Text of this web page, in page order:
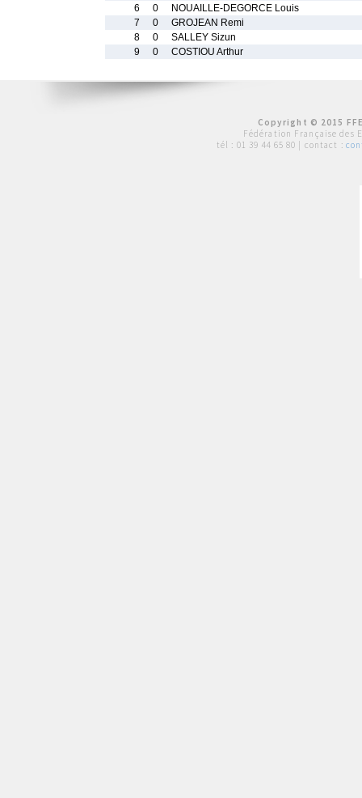
6
0
NOUAILLE-DEGORCE Louis
7
0
GROJEAN Remi
8
0
SALLEY Sizun
9
0 COSTIOU Arthur
Copyright © 2015
Fédération Française des
tél : 01 39 44 65 80 | contact :